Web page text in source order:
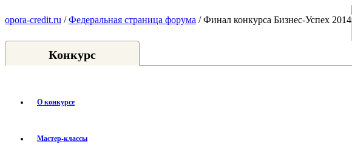
opora-credit.ru /Федеральная страница форума / Финал конкурса Бизнес-Успех 2014
Конкурс
О конкурсе
Мастер-классы